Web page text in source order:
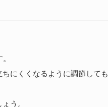
にくくなるように調節しても
う。